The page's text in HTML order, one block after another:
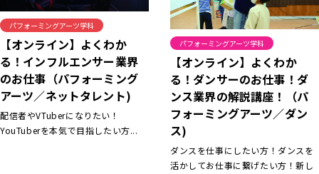
パフォーミングアーツ学科
【オンライン】よくわか
る！インフルエンサー業界
のお仕事（パフォーミング
アーツ／ネットタレント)
配信者やVTuberになりたい！
YouTuberを本気で目指したい方...
パフォーミングアーツ学科
【オンライン】よくわか
る！ダンサーのお仕事！ダ
ンス業界の解説講座！（パ
フォーミングアーツ／ダン
ス)
ダンスを仕事にしたい方！ダンスを
活かしてお仕事に繋げたい方！新し